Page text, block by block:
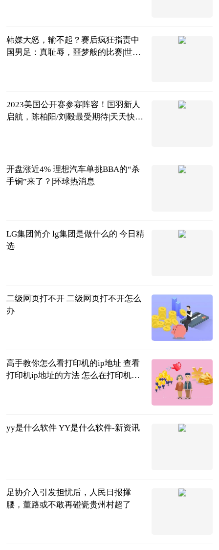
韩媒大怒，输不起？赛后疯狂指责中
国男足：真耻辱，噩梦般的比赛|世界
2023美国公开赛参赛阵容！国羽新人
启航，陈柏阳/刘毅最受期待|天天快看
开盘涨近4% 理想汽车单挑BBA的“杀
手锏”来了？|环球热消息
LG集团简介 lg集团是做什么的 今日精
选
二级网页打不开 二级网页打不开怎么
办
高手教你怎么看打印机的ip地址 查看
打印机ip地址的方法 怎么在打印机上
yy是什么软件 YY是什么软件-新资讯
足协介入引发担忧后，人民日报撑
腰，董路或不敢再碰瓷贵州村超了